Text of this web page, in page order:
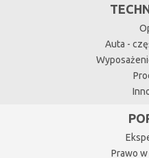
Auta -
Prawo